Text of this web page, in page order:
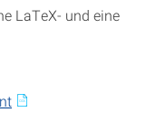
LaTeX- und eine